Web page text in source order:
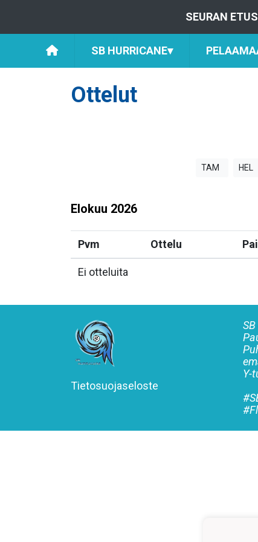
SEURAN
SB HURRICANE▾
Ottelut
TAM HEL
Elokuu 2026
Pvm Ottelu
Ei otteluita
Tietosuojaseloste
Y-